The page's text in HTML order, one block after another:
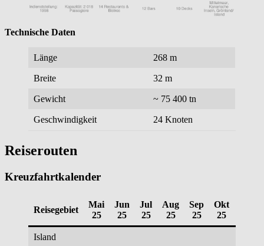
Technische Daten
Länge 268 m
Breite 32 m
Gewicht ~ 75 400 tn
Geschwindigkeit 24 Knoten
Reiserouten
Kreuzfahrtkalender
Reisegebiet
Mai
25
Jun
25
Jul
25
Aug
25
Sep
25
Okt
25
Island